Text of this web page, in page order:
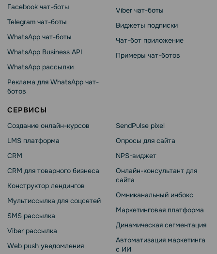
Facebook чат-боты
Telegram чат-боты
WhatsApp чат-боты
WhatsApp Business API
WhatsApp рассылки
Реклама для WhatsApp чат-
ботов
Viber чат-боты
Виджеты подписки
Чат-бот приложение
Примеры чат-ботов
СЕРВИСЫ
Создание онлайн-курсов
LMS платформа
CRM
CRM для товарного бизнеса
Конструктор лендингов
Мультиссылка для соцсетей
SMS рассылка
Viber рассылка
Web push уведомления
SendPulse pixel
Опросы для сайта
NPS-виджет
Онлайн-консультант для
сайта
Омниканальный инбокс
Маркетинговая платформа
Динамическая сегментация
Автоматизация маркетинга
с ИИ